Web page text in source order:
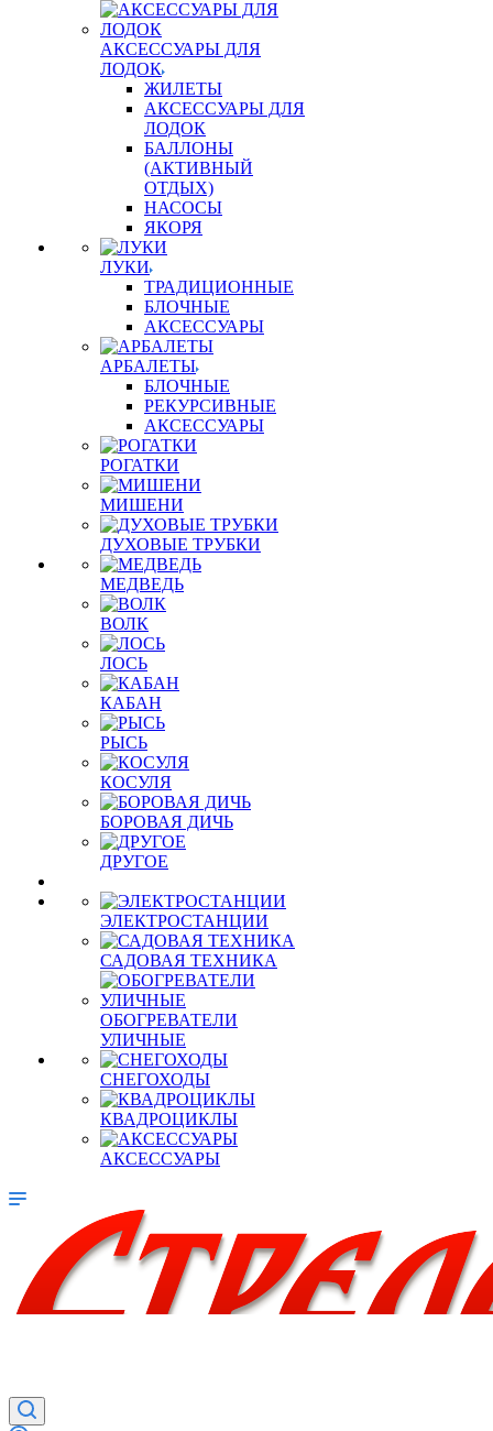
АКСЕССУАРЫ ДЛЯ
ЛОДОК
ЖИЛЕТЫ
АКСЕССУАРЫ ДЛЯ
ЛОДОК
БАЛЛОНЫ
(АКТИВНЫЙ
ОТДЫХ)
НАСОСЫ
ЯКОРЯ
ЛУКИ
ТРАДИЦИОННЫЕ
БЛОЧНЫЕ
АКСЕССУАРЫ
АРБАЛЕТЫ
БЛОЧНЫЕ
РЕКУРСИВНЫЕ
АКСЕССУАРЫ
РОГАТКИ
МИШЕНИ
ДУХОВЫЕ ТРУБКИ
МЕДВЕДЬ
ВОЛК
ЛОСЬ
КАБАН
РЫСЬ
КОСУЛЯ
БОРОВАЯ ДИЧЬ
ДРУГОЕ
ЭЛЕКТРОСТАНЦИИ
САДОВАЯ ТЕХНИКА
ОБОГРЕВАТЕЛИ
УЛИЧНЫЕ
СНЕГОХОДЫ
КВАДРОЦИКЛЫ
АКСЕССУАРЫ